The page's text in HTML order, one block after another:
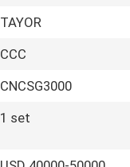
TAYOR
CCC
CNCSG3000
1 set